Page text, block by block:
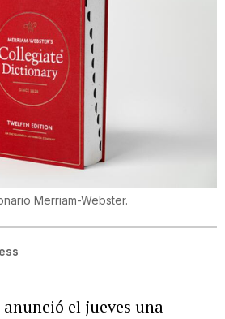
Merriam-Webster.
el jueves una